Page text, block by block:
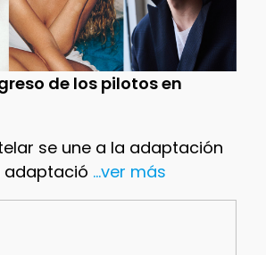
de los pilotos en
se une a la adaptación
adaptació ...ver más